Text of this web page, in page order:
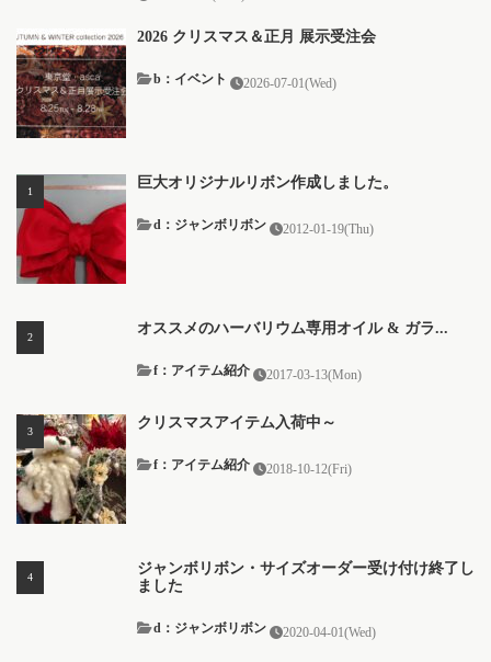
2026 クリスマス＆正月 展示受注会
b：イベント 2026-07-01(Wed)
巨大オリジナルリボン作成しました。
2012-01-19(Thu)
d：ジャンボリボン
オススメのハーバリウム専用オイル & ガラ...
2017-03-13(Mon)
f：アイテム紹介
クリスマスアイテム入荷中～
2018-10-12(Fri)
f：アイテム紹介
ジャンボリボン・サイズオーダー受け付け終了し
ました
2020-04-01(Wed)
d：ジャンボリボン